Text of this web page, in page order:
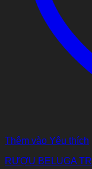
Thêm vào Yêu thích
RƯỢU BELUGA